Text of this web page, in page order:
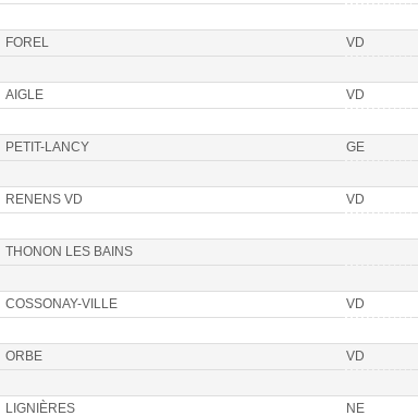
FOREL VD
AIGLE VD
PETIT-LANCY GE
RENENS VD VD
THONON LES BAINS
COSSONAY-VILLE VD
ORBE VD
LIGNIÈRES NE